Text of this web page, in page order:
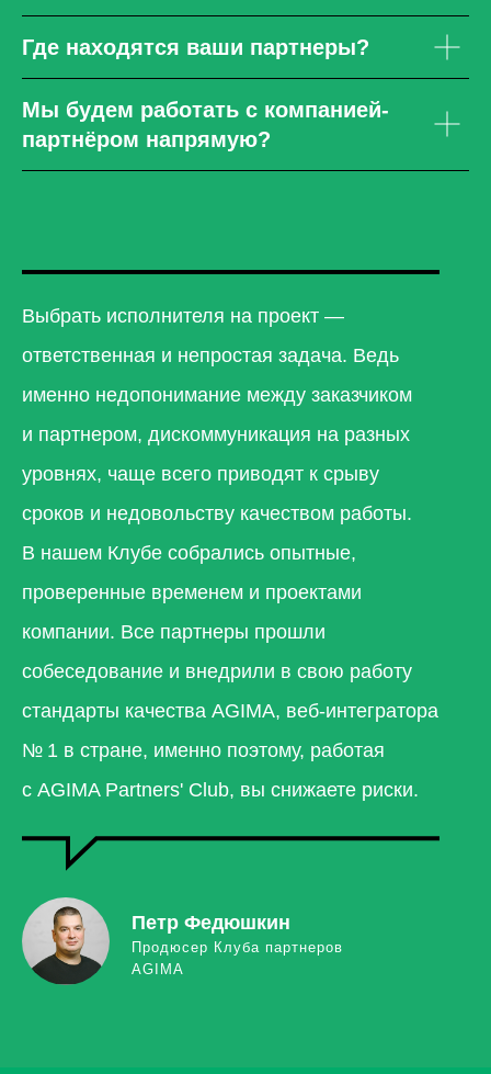
Где находятся ваши партнеры?
Мы будем работать с компанией-
партнёром напрямую?
Выбрать исполнителя на проект —
ответственная и непростая задача. Ведь
именно недопонимание между заказчиком
и партнером, дискоммуникация на разных
уровнях, чаще всего приводят к срыву
сроков и недовольству качеством работы.
В нашем Клубе собрались опытные,
проверенные временем и проектами
компании. Все партнеры прошли
собеседование и внедрили в свою работу
стандарты качества AGIMA, веб-интегратора
№ 1 в стране, именно поэтому, работая
с AGIMA Partners' Club, вы снижаете риски.
Петр Федюшкин
Продюсер Клуба партнеров
AGIMA